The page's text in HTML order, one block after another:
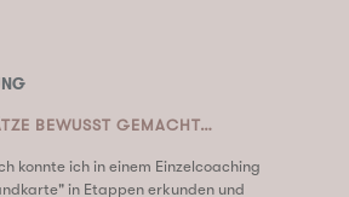
BEWUSST GEMACHT…
konnte ich in einem Einzelcoaching
in Etappen erkunden und